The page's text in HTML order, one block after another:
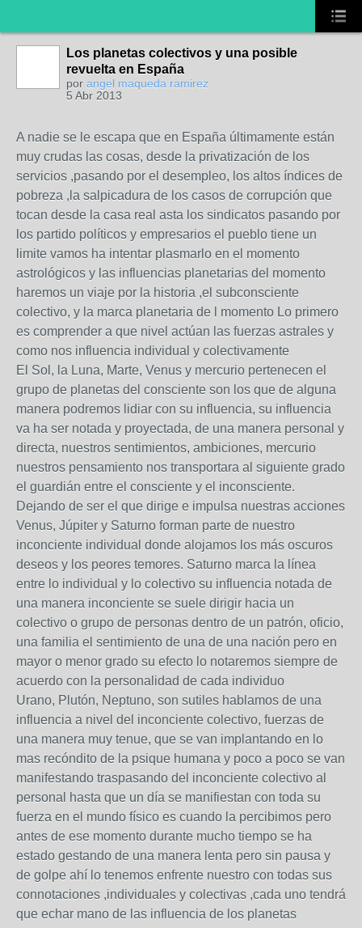
Los planetas colectivos y una posible
revuelta en España
por angel maqueda ramirez
5 Abr 2013
A nadie se le escapa que en España últimamente están
muy crudas las cosas, desde la privatización de los
servicios ,pasando por el desempleo, los altos índices de
pobreza ,la salpicadura de los casos de corrupción que
tocan desde la casa real asta los sindicatos pasando por
los partido políticos y empresarios el pueblo tiene un
limite vamos ha intentar plasmarlo en el momento
astrológicos y las influencias planetarias del momento
haremos un viaje por la historia ,el subconsciente
colectivo, y la marca planetaria de l momento Lo primero
es comprender a que nivel actúan las fuerzas astrales y
como nos influencia individual y colectivamente
El Sol, la Luna, Marte, Venus y mercurio pertenecen el
grupo de planetas del consciente son los que de alguna
manera podremos lidiar con su influencia, su influencia
va ha ser notada y proyectada, de una manera personal y
directa, nuestros sentimientos, ambiciones, mercurio
nuestros pensamiento nos transportara al siguiente grado
el guardián entre el consciente y el inconsciente.
Dejando de ser el que dirige e impulsa nuestras acciones
Venus, Júpiter y Saturno forman parte de nuestro
inconciente individual donde alojamos los más oscuros
deseos y los peores temores. Saturno marca la línea
entre lo individual y lo colectivo su influencia notada de
una manera inconciente se suele dirigir hacia un
colectivo o grupo de personas dentro de un patrón, oficio,
una familia el sentimiento de una de una nación pero en
mayor o menor grado su efecto lo notaremos siempre de
acuerdo con la personalidad de cada individuo
Urano, Plutón, Neptuno, son sutiles hablamos de una
influencia a nivel del inconciente colectivo, fuerzas de
una manera muy tenue, que se van implantando en lo
mas recóndito de la psique humana y poco a poco se van
manifestando traspasando del inconciente colectivo al
personal hasta que un día se manifiestan con toda su
fuerza en el mundo físico es cuando la percibimos pero
antes de ese momento durante mucho tiempo se ha
estado gestando de una manera lenta pero sin pausa y
de golpe ahí lo tenemos enfrente nuestro con todas sus
connotaciones ,individuales y colectivas ,cada uno tendrá
que echar mano de las influencia de los planetas